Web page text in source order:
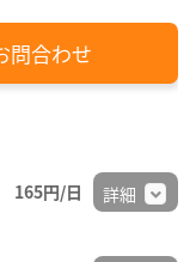
問合わせ
165円/日 詳細